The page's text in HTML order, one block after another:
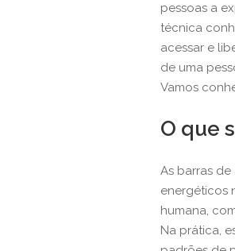
pessoas a
técnica
acessar e
de uma
Vamos
O que
As barras
energéticos
humana,
Na prática,